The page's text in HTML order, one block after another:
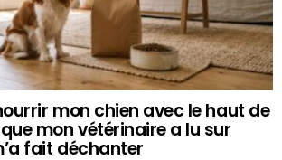
mon chien avec le haut de
mon vétérinaire a lu sur
fait déchanter